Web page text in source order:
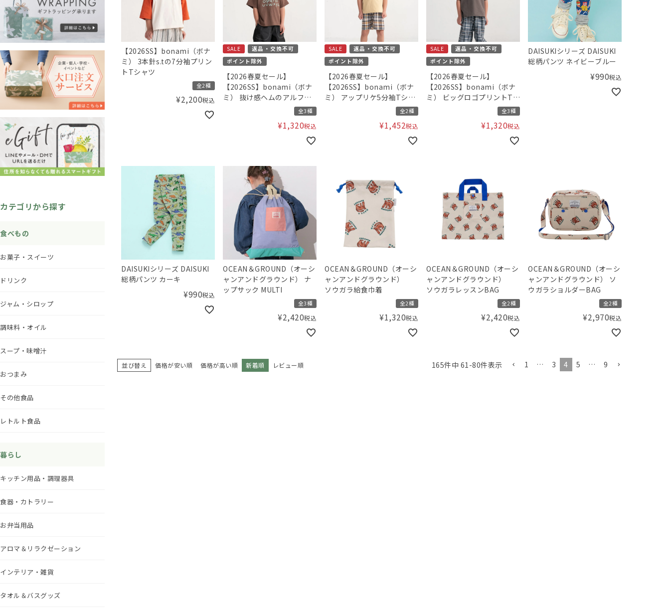
カテゴリから探す
食べもの
お菓子・スイーツ
ドリンク
ジャム・シロップ
調味料・オイル
スープ・味噌汁
おつまみ
その他食品
レトルト食品
暮らし
キッチン用品・調理器具
食器・カトラリー
お弁当用品
アロマ＆リラクゼーション
インテリア・雑貨
タオル＆バスグッズ
【2026SS】bonami（ボナ
ミ） 3本針s.tの7分袖プリン
トTシャツ
全2種
¥2,200税込
SALE
返品・交換不可
ポイント除外
【2026春夏セール】
【2026SS】bonami（ボナ
ミ） 抜け感ヘムのアルファ
全3種
¥1,320税込
SALE
返品・交換不可
ポイント除外
【2026春夏セール】
【2026SS】bonami（ボナ
ミ） アップリケ5分袖Tシャ
全2種
¥1,452税込
SALE
返品・交換不可
ポイント除外
【2026春夏セール】
【2026SS】bonami（ボナ
ミ） ビッグロゴプリントTシ
全3種
¥1,320税込
DAISUKIシリーズ DAISUKI
総柄パンツ ネイビーブルー
¥990税込
DAISUKIシリーズ DAISUKI
総柄パンツ カーキ
¥990税込
OCEAN＆GROUND（オーシ
ャンアンドグラウンド） ナ
ップサック MULTI
全3種
¥2,420税込
OCEAN＆GROUND（オーシ
ャンアンドグラウンド）
ソウガラ給食巾着
全2種
¥1,320税込
OCEAN＆GROUND（オーシ
ャンアンドグラウンド）
ソウガラレッスンBAG
全2種
¥2,420税込
OCEAN＆GROUND（オーシ
ャンアンドグラウンド） ソ
ウガラショルダーBAG
全2種
¥2,970税込
並び替え 価格が安い順 価格が高い順 新着順 レビュー順 165件中 61-80件表示 1 … 3 4 5 … 9